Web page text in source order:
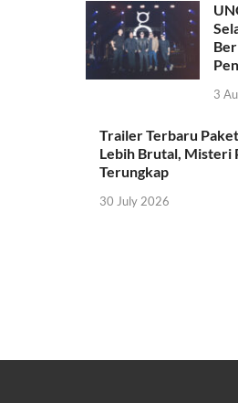
3
Trailer Terbaru
Lebih Brutal, Misteri
Terungkap
30 July 2026